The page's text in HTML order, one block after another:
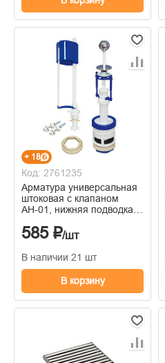
+ 18
Код: 2761235
Арматура универсальная
штоковая с клапаном
АН-01, нижняя подводка
(металлизированная)
585 ₽/шт
В наличии 21 шт
В корзину